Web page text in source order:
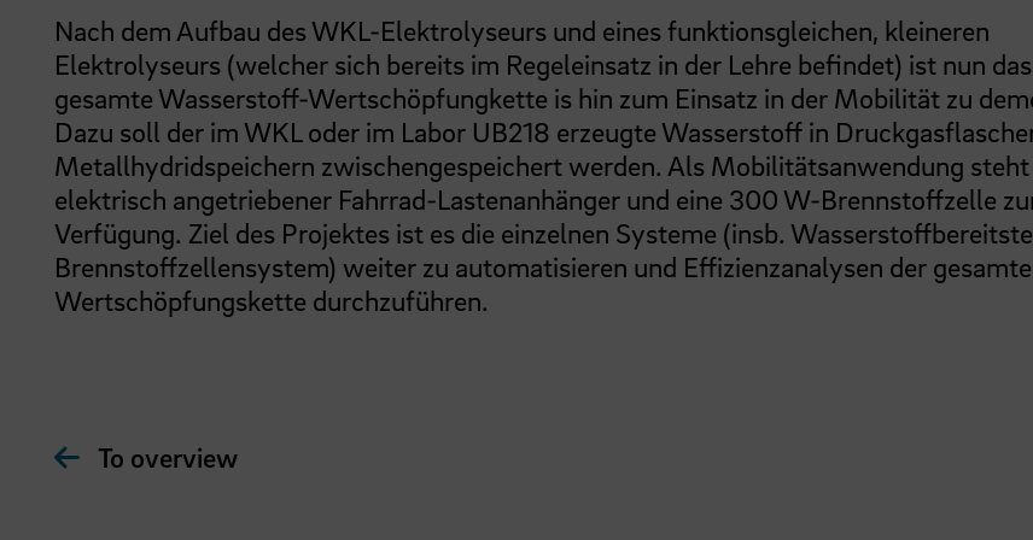
Nach dem Aufbau des WKL-Elektrolyseurs und eines funktionsgleichen, kleineren
Elektrolyseurs (welcher sich bereits im Regeleinsatz in der Lehre befindet) ist nun
gesamte Wasserstoff-Wertschöpfungkette is hin zum Einsatz in der Mobilität zu
Dazu soll der im WKL oder im Labor UB218 erzeugte Wasserstoff in
Metallhydridspeichern zwischengespeichert werden. Als Mobilitätsanwendung steht
elektrisch angetriebener Fahrrad-Lastenanhänger und eine 300 W-Brennstoffzelle
Verfügung. Ziel des Projektes ist es die einzelnen Systeme (insb.
Brennstoffzellensystem) weiter zu automatisieren und Effizienzanalysen der
Wertschöpfungskette durchzuführen.
To overview